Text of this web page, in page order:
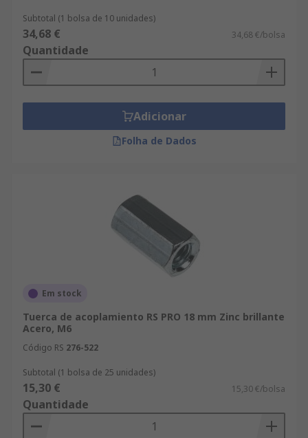
Subtotal (1 bolsa de 10 unidades)
34,68 € 34,68 €/bolsa
Quantidade
Adicionar
Folha de Dados
Em stock
Tuerca de acoplamiento RS PRO 18 mm Zinc brillante
Acero, M6
Código RS 276-522
Subtotal (1 bolsa de 25 unidades)
15,30 € 15,30 €/bolsa
Quantidade